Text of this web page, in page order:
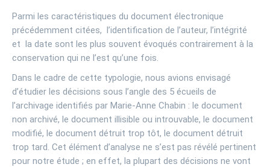
Parmi les caractéristiques du document électronique
précédemment citées, l’identification de l’auteur, l’intégrité
et la date sont les plus souvent évoqués contrairement à la
conservation qui ne l’est qu’une fois.
Dans le cadre de cette typologie, nous avions envisagé
d’étudier les décisions sous l’angle des 5 écueils de
l’archivage identifiés par Marie-Anne Chabin : le document
non archivé, le document illisible ou introuvable, le document
modifié, le document détruit trop tôt, le document détruit
trop tard. Cet élément d’analyse ne s’est pas révélé pertinent
pour notre étude ; en effet, la plupart des décisions ne vont